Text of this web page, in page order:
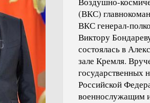
(ВКС)
ВКС генерал-
Виктору
состоялась в
зале Кремля.
государственных
Российской
военнослужащим